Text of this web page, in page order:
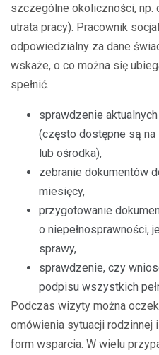
szczególne okoliczności, np.
utrata pracy). Pracownik
odpowiedzialny za dane
wskaże, o co można się
spełnić.
sprawdzenie
(często dostępne są
lub ośrodka),
zebranie dokumentów
miesięcy,
przygotowanie
o niepełnosprawności,
sprawy,
sprawdzenie, czy
podpisu wszystkich
Podczas wizyty można
omówienia sytuacji rodzinnej
form wsparcia. W wielu